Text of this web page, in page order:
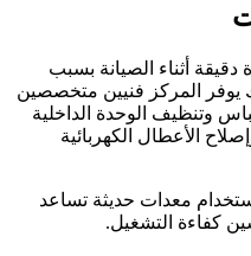
أثناء الصيانة بسبب
يوفر المركز فنيين متخصصين
وتنظيف الوحدة الداخلية
الأعطال الكهربائية
معدات حديثة تساعد
كفاءة التشغيل.